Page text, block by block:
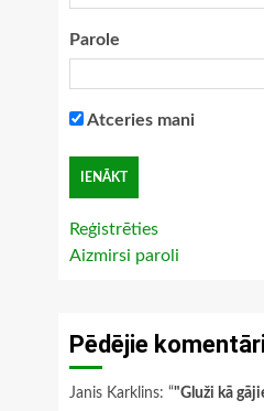
Parole
Atceries mani
Reģistrēties
Aizmirsi paroli
Pēdējie
Janis Karklins: “"Gluži kā